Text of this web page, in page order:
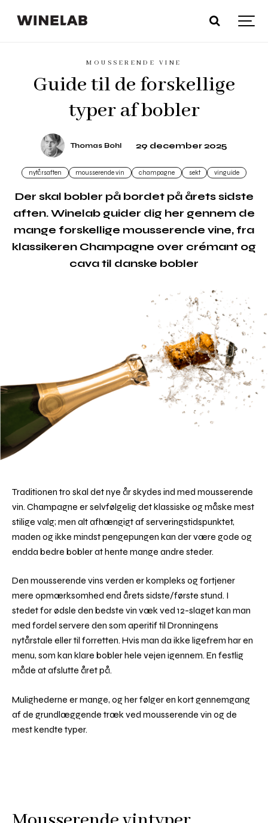
MOUSSERENDE VINE
Guide til de forskellige
typer af bobler
Thomas Bohl 29 december 2025
nytårsaften mousserende vin champagne sekt vinguide
Der skal bobler på bordet på årets sidste
aften. Winelab guider dig her gennem de
mange forskellige mousserende vine, fra
klassikeren Champagne over crémant og
cava til danske bobler
Traditionen tro skal det nye år skydes ind med mousserende
vin. Champagne er selvfølgelig det klassiske og måske mest
stilige valg; men alt afhængigt af serveringstidspunktet,
maden og ikke mindst pengepungen kan der være gode og
endda bedre bobler at hente mange andre steder.
Den mousserende vins verden er kompleks og fortjener
mere opmærksomhed end årets sidste/første stund. I
stedet for ødsle den bedste vin væk ved 12-slaget kan man
med fordel servere den som aperitif til Dronningens
nytårstale eller til forretten. Hvis man da ikke ligefrem har en
menu, som kan klare bobler hele vejen igennem. En festlig
måde at afslutte året på.
Mulighederne er mange, og her følger en kort gennemgang
af de grundlæggende træk ved mousserende vin og de
mest kendte typer.